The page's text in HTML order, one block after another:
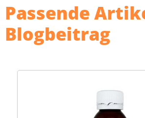
Passende
Blogbeitrag